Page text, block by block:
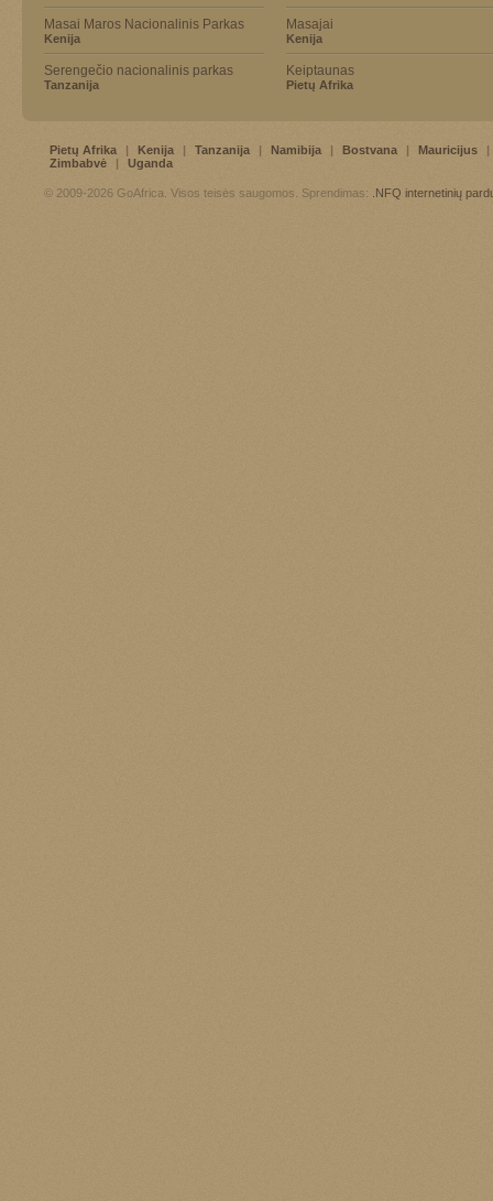
Masai Maros Nacionalinis Parkas
Kenija
Serengečio nacionalinis parkas
Tanzanija
Masajai
Kenija
Keiptaunas
Pietų Afrika
Pietų Afrika | Kenija | Tanzanija | Namibija | Bostvana | Mauricijus
|
Zimbabvė
| Uganda
© 2009-2026 GoAfrica. Visos teisės saugomos. Sprendimas: .NFQ internetinių